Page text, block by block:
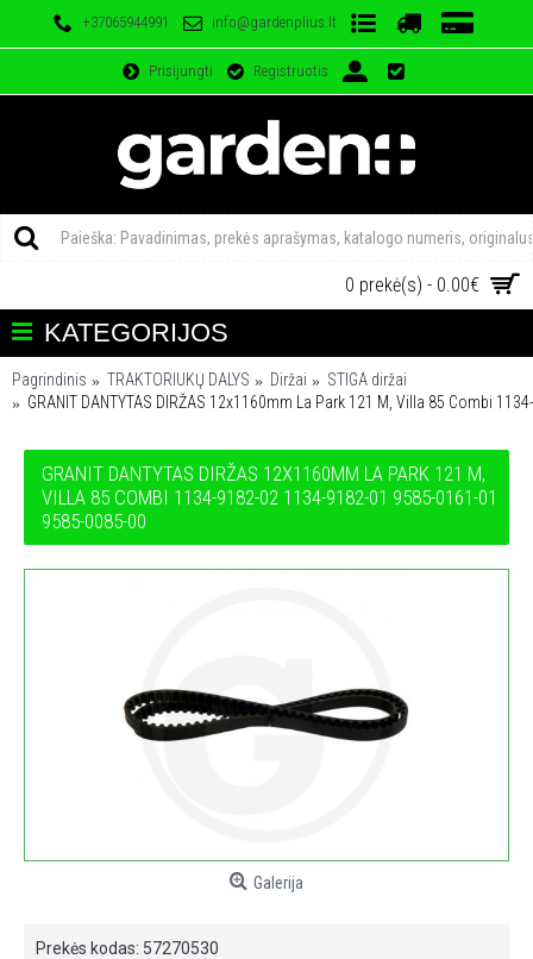
+37065944991 info@gardenplius.lt
Prisijungti Registruotis
0 prekė(s) - 0.00€
KATEGORIJOS
Pagrindinis TRAKTORIUKŲ DALYS Diržai
STIGA diržai
GRANIT DANTYTAS DIRŽAS 12x1160mm La Park 121 M, Villa 85 Combi
GRANIT DANTYTAS DIRŽAS 12X1160MM LA PARK 121 M,
VILLA 85 COMBI 1134-9182-02 1134-9182-01 9585-0161-01
9585-0085-00
Galerija
Prekės kodas: 57270530